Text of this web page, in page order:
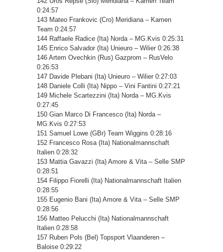
0:24:57
143 Mateo Frankovic (Cro) Meridiana – Kamen
Team 0:24:57
144 Raffaele Radice (Ita) Norda – MG.Kvis 0:25:31
145 Enrico Salvador (Ita) Unieuro – Wilier 0:26:38
146 Artem Ovechkin (Rus) Gazprom – RusVelo
0:26:53
147 Davide Plebani (Ita) Unieuro – Wilier 0:27:03
148 Daniele Colli (Ita) Nippo – Vini Fantini 0:27:21
149 Michele Scartezzini (Ita) Norda – MG.Kvis
0:27:45
150 Gian Marco Di Francesco (Ita) Norda –
MG.Kvis 0:27:53
151 Samuel Lowe (GBr) Team Wiggins 0:28:16
152 Francesco Rosa (Ita) Nationalmannschaft
Italien 0:28:32
153 Mattia Gavazzi (Ita) Amore & Vita – Selle SMP
0:28:51
154 Filippo Fiorelli (Ita) Nationalmannschaft Italien
0:28:55
155 Eugenio Bani (Ita) Amore & Vita – Selle SMP
0:28:56
156 Matteo Pelucchi (Ita) Nationalmannschaft
Italien 0:28:58
157 Ruben Pols (Bel) Topsport Vlaanderen –
Baloise 0:29:22